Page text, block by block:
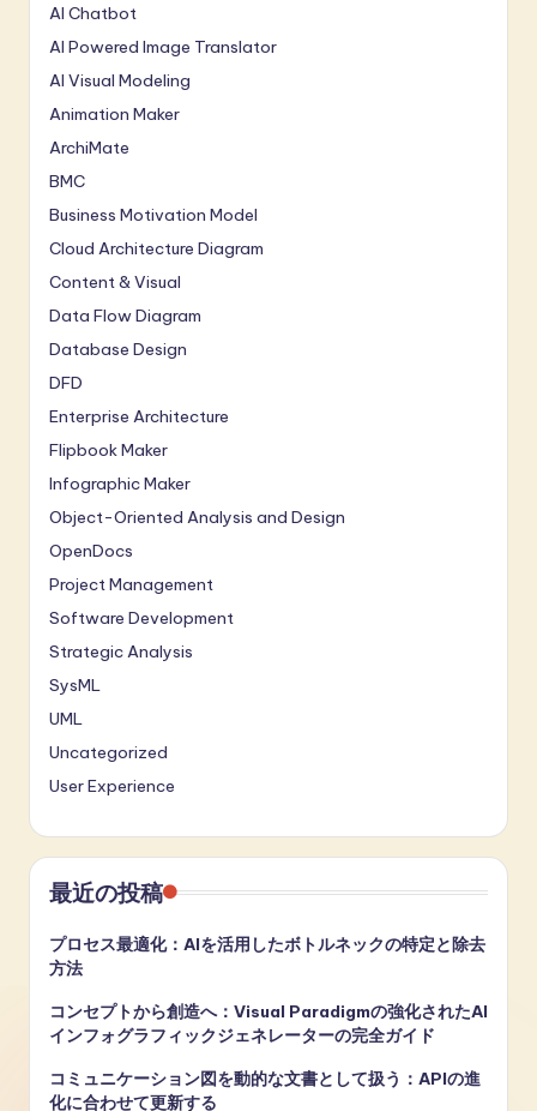
AI Chatbot
AI Powered Image Translator
AI Visual Modeling
Animation Maker
ArchiMate
BMC
Business Motivation Model
Cloud Architecture Diagram
Content & Visual
Data Flow Diagram
Database Design
DFD
Enterprise Architecture
Flipbook Maker
Infographic Maker
Object-Oriented Analysis and Design
OpenDocs
Project Management
Software Development
Strategic Analysis
SysML
UML
Uncategorized
User Experience
最近の投稿
プロセス最適化：AIを活用したボトルネックの特定と除去
方法
コンセプトから創造へ：Visual Paradigmの強化されたAI
インフォグラフィックジェネレーターの完全ガイド
コミュニケーション図を動的な文書として扱う：APIの進
化に合わせて更新する